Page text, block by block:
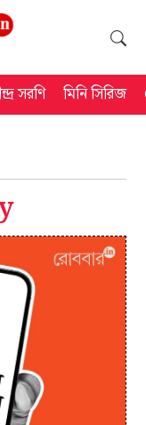
সরণি মিনি সিরিজ